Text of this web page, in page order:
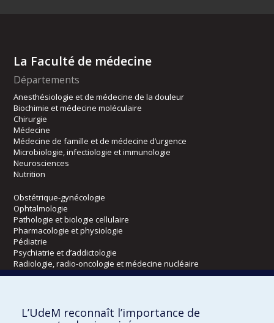
La Faculté de médecine
Départements
Anesthésiologie et de médecine de la douleur
Biochimie et médecine moléculaire
Chirurgie
Médecine
Médecine de famille et de médecine d’urgence
Microbiologie, infectiologie et immunologie
Neurosciences
Nutrition
Obstétrique-gynécologie
Ophtalmologie
Pathologie et biologie cellulaire
Pharmacologie et physiologie
Pédiatrie
Psychiatrie et d’addictologie
Radiologie, radio-oncologie et médecine nucléaire
L’UdeM reconnaît l’importance de